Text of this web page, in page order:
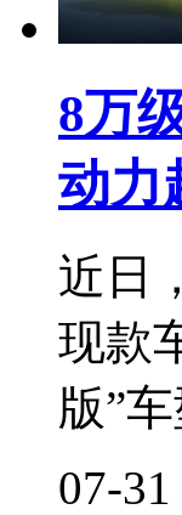
8万
动力
近日
现款
版”车
07-31